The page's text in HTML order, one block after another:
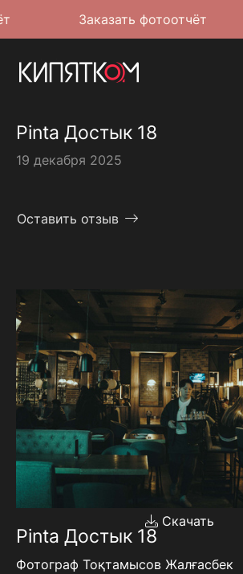
Заказать фотоотчёт
Pinta Достык 18
19 декабря 2025
Оставить отзыв
Скачать
Pinta Достык 18
Фотограф Тоқтамысов Жалғасбек